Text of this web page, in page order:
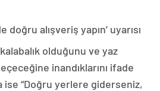
alışveriş yapın’ uyarısı
olduğunu ve yaz
inandıklarını ifade
ise “Doğru yerlere giderseniz,